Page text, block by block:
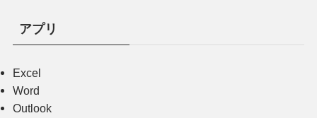
アプリ
Excel
Word
Outlook